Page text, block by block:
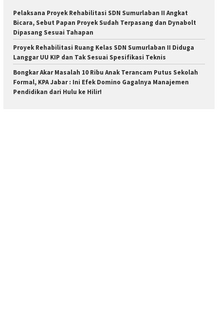
Pelaksana Proyek Rehabilitasi SDN Sumurlaban II Angkat
Bicara, Sebut Papan Proyek Sudah Terpasang dan Dynabolt
Dipasang Sesuai Tahapan
Proyek Rehabilitasi Ruang Kelas SDN Sumurlaban II Diduga
Langgar UU KIP dan Tak Sesuai Spesifikasi Teknis
Bongkar Akar Masalah 10 Ribu Anak Terancam Putus Sekolah
Formal, KPA Jabar : Ini Efek Domino Gagalnya Manajemen
Pendidikan dari Hulu ke Hilir!